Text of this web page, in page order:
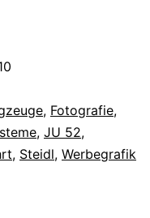
, Fotografie,
, JU 52,
, Steidl, Werbegrafik